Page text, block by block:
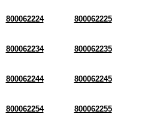
800062224 800062225
800062234 800062235
800062244 800062245
800062254 800062255